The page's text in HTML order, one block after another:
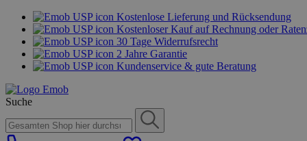
Kostenlose Lieferung und Rücksendung
Kostenloser Kauf auf Rechnung oder
30 Tage Widerrufsrecht
2 Jahre Garantie
Kundenservice & gute Beratung
Suche